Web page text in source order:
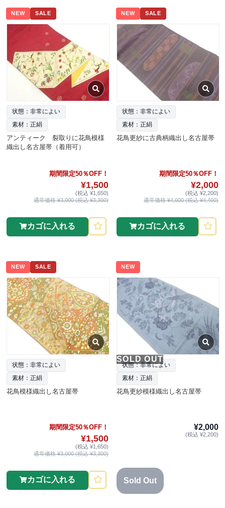
NEW SALE
状態：非常によい
素材：正絹
アンティーク 裂取りに花鳥模様
織出し名古屋帯（着用可）
期間限定50％OFF！
¥1,500
(税込 ¥1,650)
通常価格 ¥3,000 (税込 ¥3,300)
カゴに入れる
NEW SALE
状態：非常によい
素材：正絹
花鳥更紗に古典柄織出し名古屋帯
期間限定50％OFF！
¥2,000
(税込 ¥2,200)
通常価格 ¥4,000 (税込 ¥4,400)
カゴに入れる
NEW SALE
状態：非常によい
素材：正絹
花鳥模様織出し名古屋帯
期間限定50％OFF！
¥1,500
(税込 ¥1,650)
通常価格 ¥3,000 (税込 ¥3,300)
カゴに入れる
NEW
SOLD OUT
状態：非常によい
素材：正絹
花鳥更紗模様織出し名古屋帯
¥2,000
(税込 ¥2,200)
Sold Out